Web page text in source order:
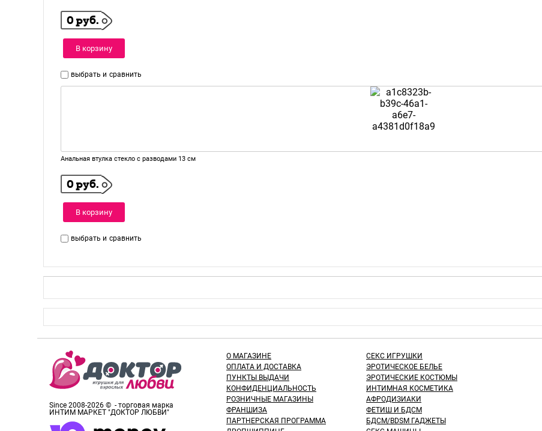
0 руб.
В корзину
выбрать и сравнить
Анальная втулка стекло с разводами 13 см
0 руб.
В корзину
выбрать и сравнить
Since 2008-2026 © - торговая марка
ИНТИМ МАРКЕТ "ДОКТОР ЛЮБВИ"
О МАГАЗИНЕ
ОПЛАТА И ДОСТАВКА
ПУНКТЫ ВЫДАЧИ
КОНФИДЕНЦИАЛЬНОСТЬ
РОЗНИЧНЫЕ МАГАЗИНЫ
ФРАНШИЗА
ПАРТНЕРСКАЯ ПРОГРАММА
СЕКС ИГРУШКИ
ЭРОТИЧЕСКОЕ БЕЛЬЕ
ЭРОТИЧЕСКИЕ КОСТЮМЫ
ИНТИМНАЯ КОСМЕТИКА
АФРОДИЗИАКИ
ФЕТИШ И БДСМ
БДСМ/BDSM ГАДЖЕТЫ